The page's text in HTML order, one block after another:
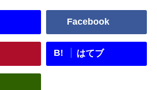
Facebook
B! はてブ